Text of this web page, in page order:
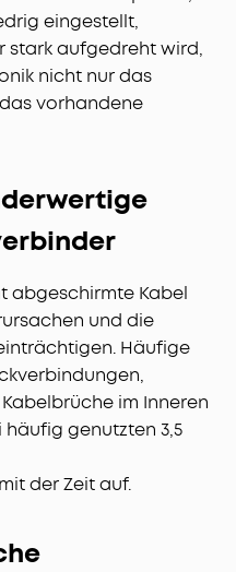
eingestellt,
stark aufgedreht wird,
nicht nur das
vorhandene
abgeschirmte Kabel
und die
Häufige
im Inneren
häufig genutzten 3,5
der Zeit auf.